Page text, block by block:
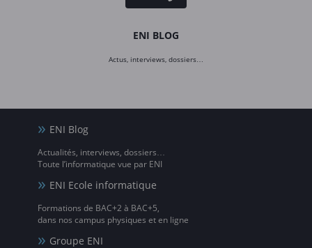
ENI BLOG
Actus, interviews, dossiers…
ENI Blog
Actualités, interviews, dossiers…
Toute l’informatique vue par ENI
ENI Ecole informatique
Formations de BAC+2 à BAC+5,
dans nos campus physiques et en ligne
Groupe ENI